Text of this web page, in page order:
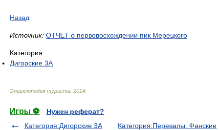
Назад
Источник: ОТЧЕТ о первовосхождении пик Мерецкого
Категория:
Дигорские 3А
Энциклопедия туриста 2014
Игры ⚽
Нужен реферат?
Категория:Дигорские 3А
Категория:Перевалы. Фанские